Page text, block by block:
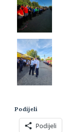
Podijeli
Podijeli